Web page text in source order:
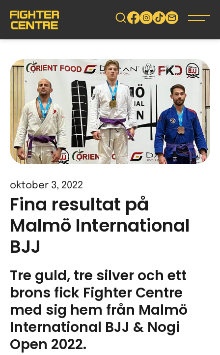
vidare
oktober 3, 2022
Fina resultat på
Malmö International
BJJ
Tre guld, tre silver och ett
brons fick Fighter Centre
med sig hem från Malmö
International BJJ & Nogi
Open 2022.